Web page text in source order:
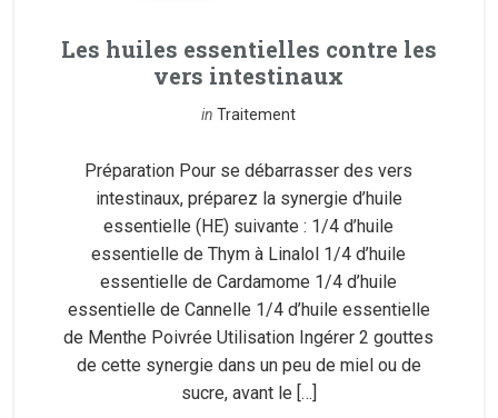
Les huiles essentielles contre les
vers intestinaux
inTraitement
Préparation Pour se débarrasser des vers
intestinaux, préparez la synergie d’huile
essentielle (HE) suivante : 1/4 d’huile
essentielle de Thym à Linalol 1/4 d’huile
essentielle de Cardamome 1/4 d’huile
essentielle de Cannelle 1/4 d’huile essentielle
de Menthe Poivrée Utilisation Ingérer 2 gouttes
de cette synergie dans un peu de miel ou de
sucre, avant le […]